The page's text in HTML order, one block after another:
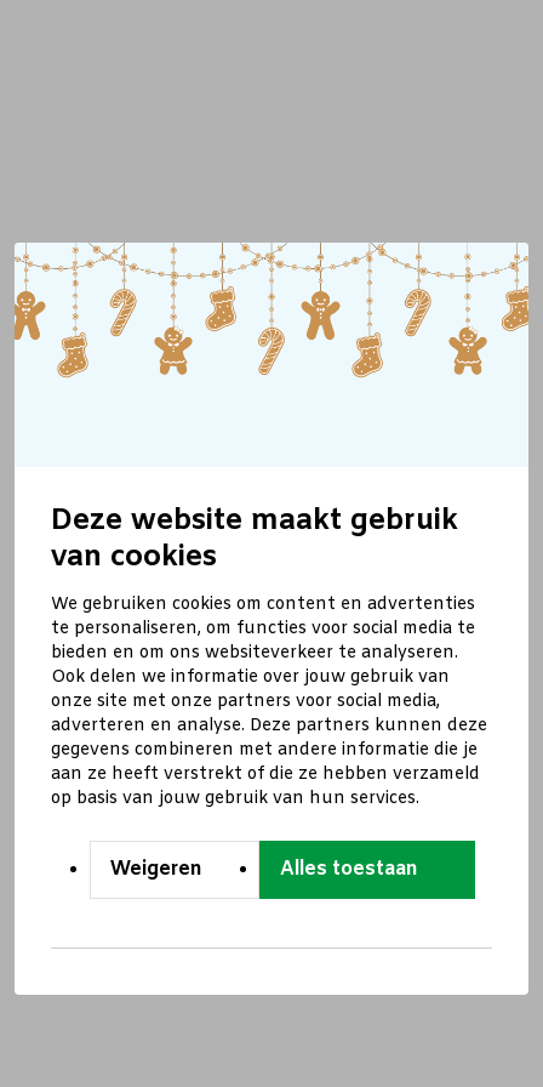
Deze website maakt gebruik
van cookies
We gebruiken cookies om content en advertenties
te personaliseren, om functies voor social media te
bieden en om ons websiteverkeer te analyseren.
Ook delen we informatie over jouw gebruik van
onze site met onze partners voor social media,
adverteren en analyse. Deze partners kunnen deze
gegevens combineren met andere informatie die je
aan ze heeft verstrekt of die ze hebben verzameld
op basis van jouw gebruik van hun services.
Weigeren Alles toestaan